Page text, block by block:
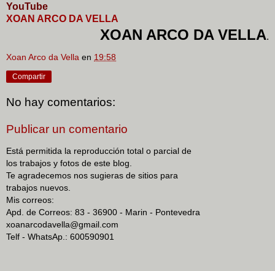
YouTube
XOAN ARCO DA VELLA
XOAN ARCO DA VELLA.
Xoan Arco da Vella en 19:58
Compartir
No hay comentarios:
Publicar un comentario
Está permitida la reproducción total o parcial de
los trabajos y fotos de este blog.
Te agradecemos nos sugieras de sitios para
trabajos nuevos.
Mis correos:
Apd. de Correos: 83 - 36900 - Marin - Pontevedra
xoanarcodavella@gmail.com
Telf - WhatsAp.: 600590901